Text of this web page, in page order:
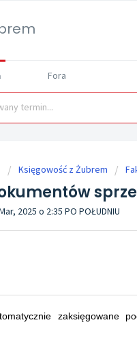
Fora
Księgowość z Żubrem
2025 o 2:35 PO POŁUDNIU
zaksięgowane